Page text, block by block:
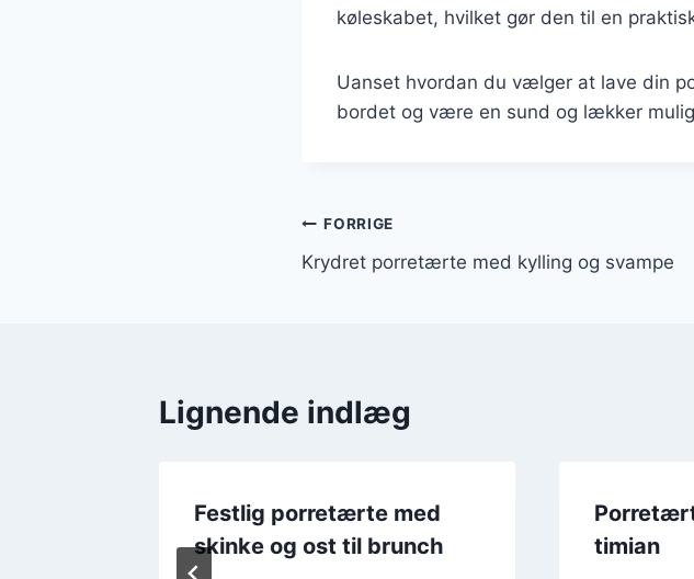
køleskabet, hvilket gør den til en
Uanset hvordan du vælger at lave din
bordet og være en sund og lækker
Indlægsnavigation
FORRIGE
Krydret porretærte med kylling og svampe
Lignende indlæg
Festlig porretærte med
skinke og ost til brunch
timian